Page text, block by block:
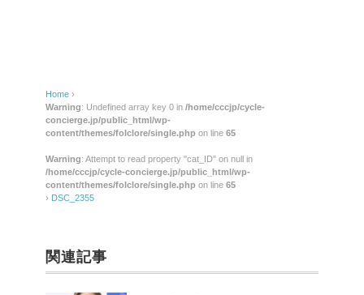
Home ›
Warning: Undefined array key 0 in /home/cccjp/cycle-
concierge.jp/public_html/wp-
content/themes/folclore/single.php on line 65
Warning: Attempt to read property "cat_ID" on null in
/home/cccjp/cycle-concierge.jp/public_html/wp-
content/themes/folclore/single.php on line 65
› DSC_2355
関連記事